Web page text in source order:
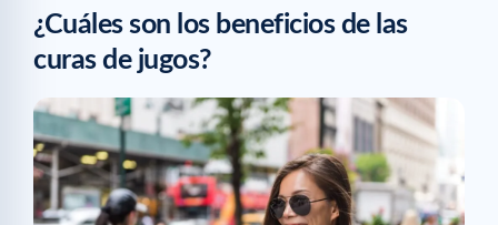
¿Cuáles son los beneficios de las
curas de jugos?